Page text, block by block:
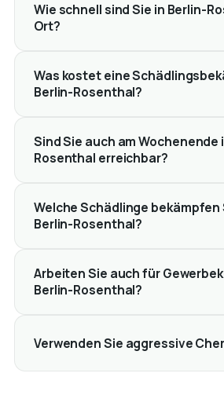
Wie schnell sind Sie in Berlin-
Ort?
Was kostet eine
Berlin-Rosenthal?
Sind Sie auch am Wochenende
Rosenthal erreichbar?
Welche Schädlinge bekämpfen
Berlin-Rosenthal?
Arbeiten Sie auch für
Berlin-Rosenthal?
Verwenden Sie aggressive